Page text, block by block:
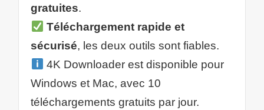
gratuites.
Téléchargement rapide et
sécurisé, les deux outils sont fiables.
4K Downloader est disponible pour
Windows et Mac, avec 10
téléchargements gratuits par jour.